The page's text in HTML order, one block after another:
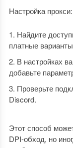
Настройка прокси:
Найдите
платные
В настройках
добавьте
Проверьте
Discord.
Этот способ
DPI-обход, но